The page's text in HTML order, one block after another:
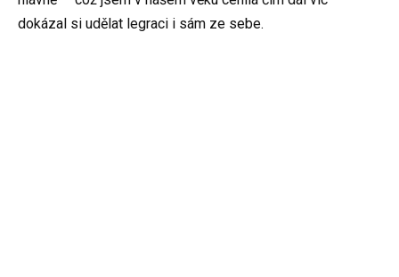
dokázal si udělat legraci i sám ze sebe.